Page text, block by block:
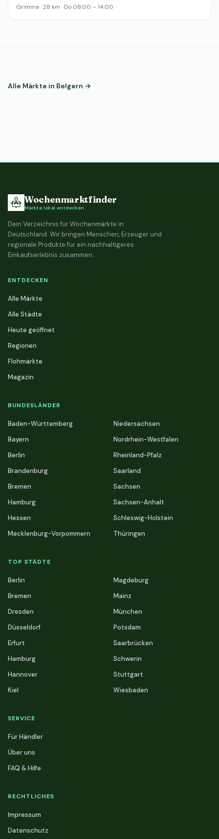
Grimma · 28 km · Do 08:00 – 14:00
Alle Märkte in Belgern →
Wochenmarktfinder
Märkte lokal entdecken
Dein Verzeichnis für Wochenmärkte in
Deutschland. Wir bringen Menschen, Erzeuger und
regionale Produkte für ein nachhaltigeres
Einkaufserlebnis zusammen.
ENTDECKEN
Alle Märkte
Alle Städte
Heute geöffnet
Regionen
Flohmärkte
Magazin
BUNDESLÄNDER
Baden-Württemberg
Bayern
Berlin
Brandenburg
Bremen
Hamburg
Hessen
Mecklenburg-Vorpommern
Niedersachsen
Nordrhein-Westfalen
Rheinland-Pfalz
Saarland
Sachsen
Sachsen-Anhalt
Schleswig-Holstein
Thüringen
TOP STÄDTE
Berlin
Bremen
Dresden
Düsseldorf
Erfurt
Hamburg
Hannover
Kiel
Magdeburg
Mainz
München
Potsdam
Saarbrücken
Schwerin
Stuttgart
Wiesbaden
SERVICE
Für Händler
Über uns
FAQ & Hilfe
RECHTLICHES
Impressum
Datenschutz